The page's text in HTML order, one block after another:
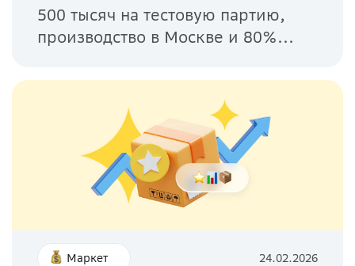
500 тысяч на тестовую партию,
производство в Москве и 80%...
Маркет 24.02.2026